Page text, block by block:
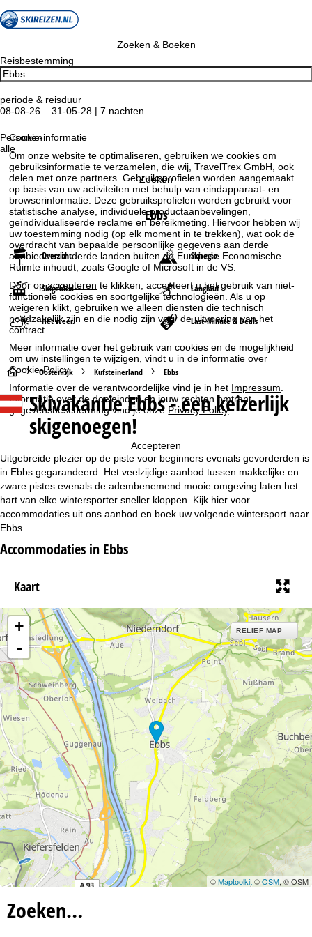
Cookie-informatie
Om onze website te optimaliseren, gebruiken we cookies om
gebruiksinformatie te verzamelen, die wij, TravelTrex GmbH, ook
delen met onze partners. Gebruiksprofielen worden aangemaakt
op basis van uw activiteiten met behulp van eindapparaat- en
browserinformatie. Deze gebruiksprofielen worden gebruikt voor
statistische analyse, individuele productaanbevelingen,
geïndividualiseerde reclame en bereikmeting. Hiervoor hebben wij
uw toestemming nodig (op elk moment in te trekken), wat ook de
overdracht van bepaalde persoonlijke gegevens aan derde
aanbieders in derde landen buiten de Europese Economische
Ruimte inhoudt, zoals Google of Microsoft in de VS.
Door opaccepteren te klikken, accepteert u het gebruik van niet-
functionele cookies en soortgelijke technologieën. Als u op
weigeren klikt, gebruiken we alleen diensten die technisch
noodzakelijk zijn en die nodig zijn voor de uitvoering van het
contract.
Meer informatie over het gebruik van cookies en de mogelijkheid
om uw instellingen te wijzigen, vindt u in de informatie over
Cookie-Policy.
Informatie over de verantwoordelijke vind je in het Impressum
Informatie over de doeleinden en jouw rechten omtrent
gegevensbescherming vind je onze Privacy Policy.
Accepteren
Zoeken & Boeken
Reisbestemming
periode & reisduur
08-08-26 – 31-05-28 | 7 nachten
Personen
alle
Zoeken
Ebbs
Overzicht Skiregio
Skigebied Langlauf
Het weer Last-Minute & Deals
S
t
r
t
p
n
a
Oostenrijk Kufsteinerland Ebbs
Skivakantie Ebbs - een keizerlijk
skigenoegen!
Uitgebreide plezier op de piste voor beginners evenals gevorderden is
in Ebbs gegarandeerd. Het veelzijdige aanbod tussen makkelijke en
zware pistes evenals de adembenemend mooie omgeving laten het
hart van elke wintersporter sneller kloppen. Kijk hier voor
accommodaties uit ons aanbod en boek uw volgende wintersport naar
Ebbs.
Accommodaties in Ebbs
Kaart
+
-
RELIEF MAP
©Maptoolkit©OSM, © OSM
Zoeken…